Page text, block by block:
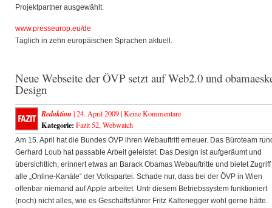
Projektpartner ausgewählt.
www.presseurop.eu/de
Täglich in zehn europäischen Sprachen aktuell.
Neue Webseite der ÖVP setzt auf Web2.0 und
Design
Redaktion | 24. April 2009 |Keine Kommentare
Kategorie: Fazit 52, Webwatch
Am 15. April hat die Bundes ÖVP ihren Webauftritt erneuer. Das Büroteam
Gerhard Loub hat passable Arbeit geleistet. Das Design ist aufgeräumt und
übersichtlich, erinnert etwas an Barack Obamas Webauftritte und bietet
alle „Online-Kanäle“ der Volkspartei. Schade nur, dass bei der ÖVP in Wien
offenbar niemand auf Apple arbeitet. Untr diesem Betriebssystem funktioniert
(noch) nicht alles, wie es Geschäftsführer Fritz Kaltenegger wohl gerne hätte.